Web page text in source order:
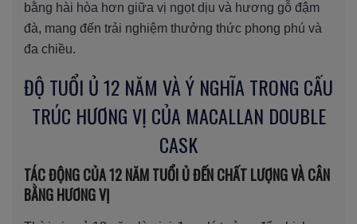
bằng hài hòa hơn giữa vị ngọt dịu và hương gỗ đậm
đà, mang đến trải nghiệm thưởng thức phong phú và
đa chiều.
ĐỘ TUỔI Ủ 12 NĂM VÀ Ý NGHĨA TRONG CẤU
TRÚC HƯƠNG VỊ CỦA MACALLAN DOUBLE
CASK
TÁC ĐỘNG CỦA 12 NĂM TUỔI Ủ ĐẾN CHẤT LƯỢNG VÀ CÂN
BẰNG HƯƠNG VỊ